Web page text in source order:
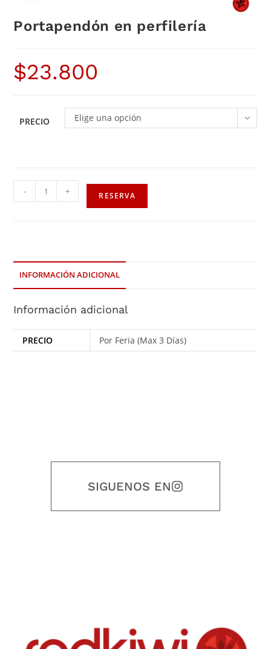
Portapendón en perfilería
$23.800
PRECIO Elige una opción
- + RESERVA
INFORMACIÓN ADICIONAL
Información adicional
PRECIO Por Feria (Max 3 Días)
SIGUENOS EN